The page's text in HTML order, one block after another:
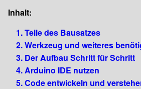
Inhalt:
1. Teile des Bausatzes
2. Werkzeug und weiteres
3. Der Aufbau Schritt für Schritt
4. Arduino IDE nutzen
5. Code entwickeln und